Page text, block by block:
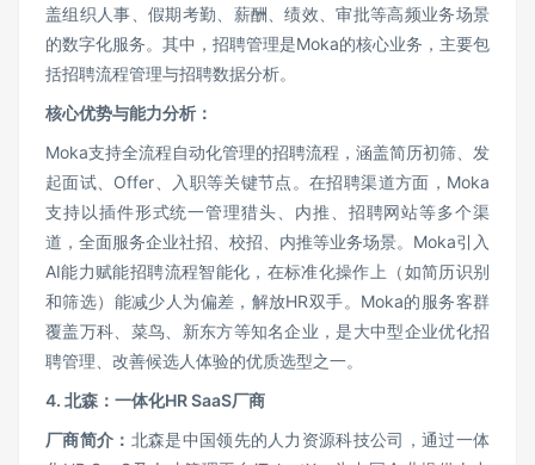
盖组织人事、假期考勤、薪酬、绩效、审批等高频业务场景
的数字化服务。其中，招聘管理是Moka的核心业务，主要包
括招聘流程管理与招聘数据分析。
核心优势与能力分析：
Moka支持全流程自动化管理的招聘流程，涵盖简历初筛、发
起面试、Offer、入职等关键节点。在招聘渠道方面，Moka
支持以插件形式统一管理猎头、内推、招聘网站等多个渠
道，全面服务企业社招、校招、内推等业务场景。Moka引入
AI能力赋能招聘流程智能化，在标准化操作上（如简历识别
和筛选）能减少人为偏差，解放HR双手。Moka的服务客群
覆盖万科、菜鸟、新东方等知名企业，是大中型企业优化招
聘管理、改善候选人体验的优质选型之一。
4. 北森：一体化HR SaaS厂商
厂商简介： 北森是中国领先的人力资源科技公司，通过一体